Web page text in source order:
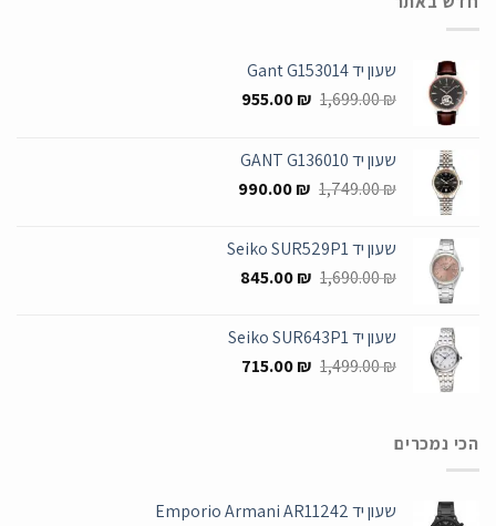
שעון יד Gant G153014
1,699.00₪
המחיר
1,699.00 ₪.
955.00₪
המחיר
955.00 ₪.
שעון יד GANT G136010
1,749.00₪
המחיר
1,749.00 ₪.
990.00₪
המחיר
990.00 ₪.
שעון יד Seiko SUR529P1
1,690.00₪
המחיר
1,690.00 ₪.
845.00₪
המחיר
845.00 ₪.
שעון יד Seiko SUR643P1
1,499.00₪
המחיר
715.00₪
המחיר
הכי נמכרים
שעון יד Emporio Armani AR11242